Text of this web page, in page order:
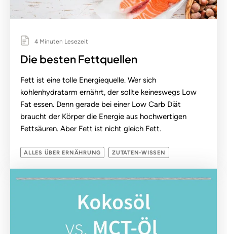
4 Minuten Lesezeit
Die besten Fettquellen
Fett ist eine tolle Energiequelle. Wer sich
kohlenhydratarm ernährt, der sollte keineswegs Low
Fat essen. Denn gerade bei einer Low Carb Diät
braucht der Körper die Energie aus hochwertigen
Fettsäuren. Aber Fett ist nicht gleich Fett.
ALLES ÜBER ERNÄHRUNG ZUTATEN-WISSEN